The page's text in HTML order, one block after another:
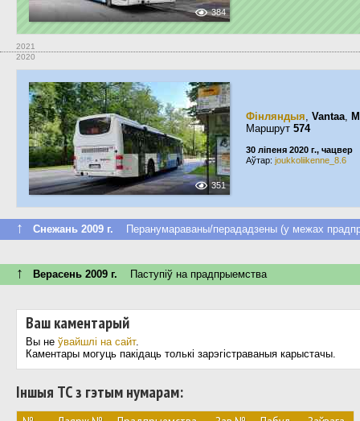
384
2021
2020
351
Фінляндыя, Vantaa,
Маршрут 574
30 ліпеня 2020 г., чацвер
Аўтар: joukkoliikenne_8.6
↑ Снежань 2009 г. Перанумараваны/перададзены (у межах
↑ Верасень 2009 г. Паступiў на прадпрыемства
Ваш каментарый
Вы не ўвайшлі на сайт.
Каментары могуць пакідаць толькі зарэгістраваныя карыстачы.
Іншыя ТС з гэтым нумарам: